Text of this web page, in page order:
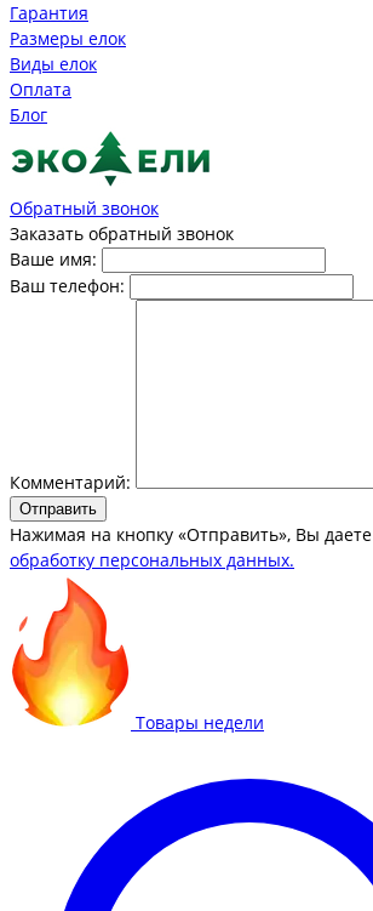
Гарантия
Размеры елок
Виды елок
Оплата
Блог
Обратный звонок
Заказать обратный звонок
Ваше имя:
Ваш телефон:
Комментарий:
Отправить
Нажимая на кнопку «Отправить», Вы даете
обработку персональных данных.
Товары недели